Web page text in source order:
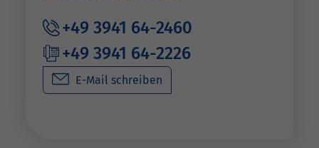
+49 3941 64-2460
+49 3941 64-2226
E-Mail schreiben